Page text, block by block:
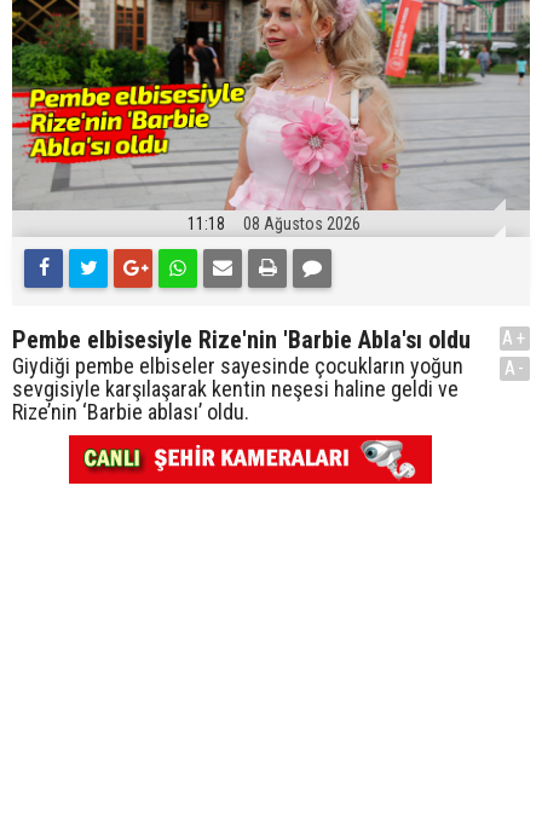
11:18 08 Ağustos 2026
Pembe elbisesiyle Rize'nin 'Barbie Abla'sı oldu
Giydiği pembe elbiseler sayesinde çocukların yoğun
sevgisiyle karşılaşarak kentin neşesi haline geldi ve
Rize’nin ‘Barbie ablası’ oldu.
A+
A-